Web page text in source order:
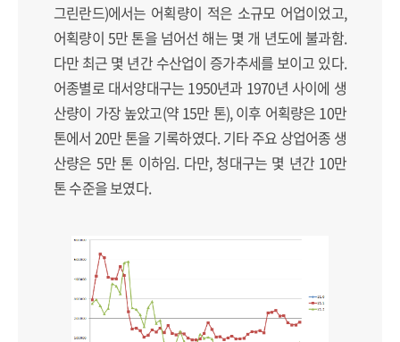
그린란드)에서는 어획량이 적은 소규모 어업이었고,
어획량이 5만 톤을 넘어선 해는 몇 개 년도에 불과함.
다만 최근 몇 년간 수산업이 증가추세를 보이고 있다.
어종별로 대서양대구는 1950년과 1970년 사이에 생
산량이 가장 높았고(약 15만 톤), 이후 어획량은 10만
톤에서 20만 톤을 기록하였다. 기타 주요 상업어종 생
산량은 5만 톤 이하임. 다만, 청대구는 몇 년간 10만
톤 수준을 보였다.